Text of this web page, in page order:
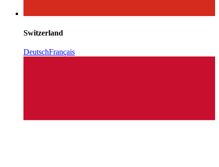
Switzerland
DeutschFrançais